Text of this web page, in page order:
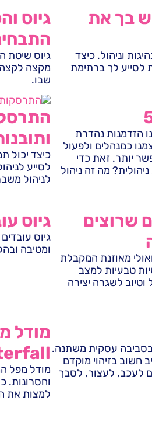
בך את
וניהול. כיצד
לסייע לך ברתימת
גיוס
גיוס שיטת
מקצה לקצה
שבו.
הזדמנות נהדרת
כמנהלים ולפעול
יותר. זאת כדי
מה זה ניהול
כיצד יכול
לסייע
לניהול
שרוצים
מאוזנת המקבלת
טבעיות למצב
לשגרה יצירה
גיוס
גיוס
ומטיבה
עסקית משתנה.
חשוב בזיהוי מוקדם
לעכב, לעצור, לסבך
מודל
מודל מפל
וחסרונות.
למצות את